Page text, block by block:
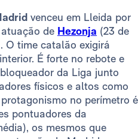
venceu em Lleida por
de Hezonja (23 de
O time catalão exigirá
É forte no rebote e
da Liga junto
físicos e altos como
no perímetro é
pontuadores da
os mesmos que